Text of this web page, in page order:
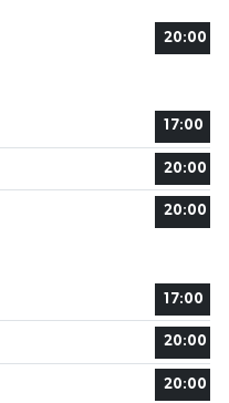
20:00
17:00
20:00
20:00
17:00
20:00
20:00